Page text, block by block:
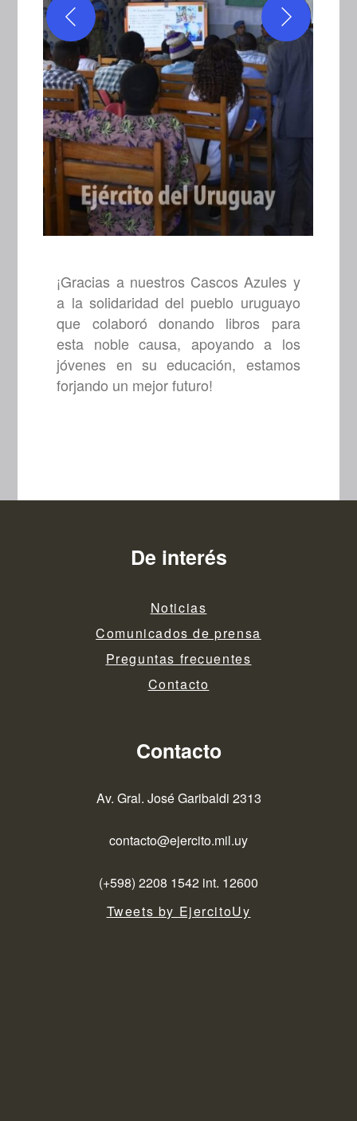
¡Gracias a nuestros Cascos Azules y
a la solidaridad del pueblo uruguayo
que colaboró donando libros para
esta noble causa, apoyando a los
jóvenes en su educación, estamos
forjando un mejor futuro!
De interés
Noticias
Comunicados de prensa
Preguntas frecuentes
Contacto
Contacto
Av. Gral. José Garibaldi 2313
contacto@ejercito.mil.uy
(+598) 2208 1542 int. 12600
Tweets by EjercitoUy